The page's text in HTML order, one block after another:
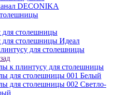
DECONIKA
для столешницы
для столешницы Идеал
для столешницы
к плинтусу для столешницы
для столешницы 001 Белый
для столешницы 002 Светло-